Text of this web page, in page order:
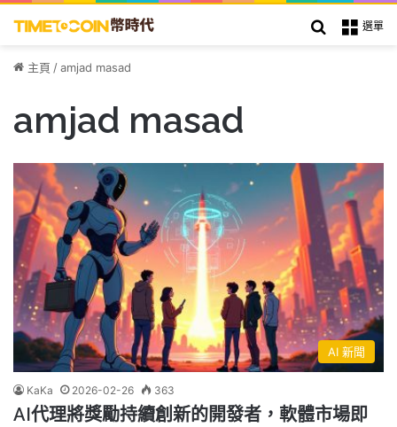
選單
搜索
主頁 /amjad masad
amjad masad
AI 新聞
KaKa 2026-02-26 363
AI代理將獎勵持續創新的開發者，軟體市場即